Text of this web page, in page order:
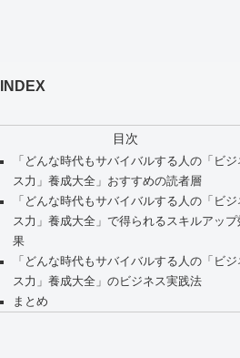
INDEX
目次
「どんな時代もサバイバルする人の「ビジ
ス力」養成大全」おすすめの読者層
「どんな時代もサバイバルする人の「ビジ
ス力」養成大全」で得られるスキルアップ
果
「どんな時代もサバイバルする人の「ビジ
ス力」養成大全」のビジネス実践法
まとめ